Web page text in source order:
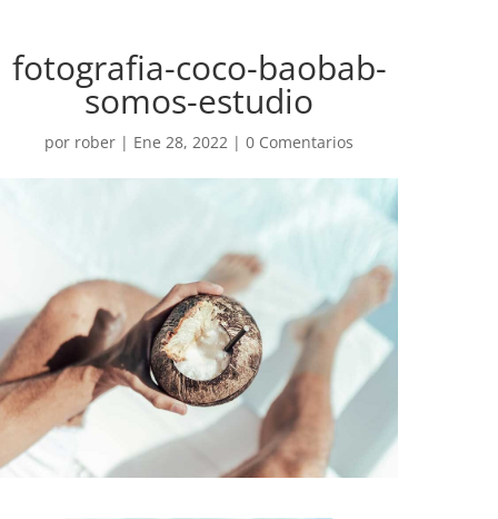
fotografia-coco-baobab-
somos-estudio
por rober | Ene 28, 2022 |0 Comentarios